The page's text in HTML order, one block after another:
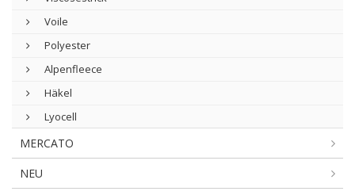
Voile
Polyester
Alpenfleece
Häkel
Lyocell
MERCATO
NEU